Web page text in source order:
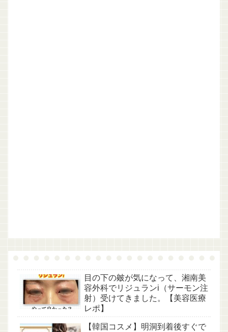
目の下の皴が気になって、湘南美
容外科でリジュランi（サーモン注
射）受けてきました。【美容医療
レポ】
【韓国コスメ】明洞到着後すぐで